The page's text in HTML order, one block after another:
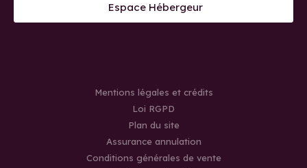
Espace Hébergeur
Mentions légales et crédits
Loi RGPD
Plan du site
Assurance annulation
Conditions générales de vente